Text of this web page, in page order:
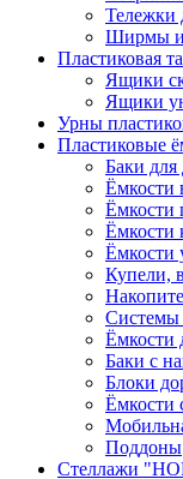
Тележки
Ширмы и
Пластиковая
Ящики
Ящики
Урны
Пластиковые
Баки для
Ёмкости
Ёмкости
Ёмкости
Ёмкости
Купели,
Системы
Ёмкости
Баки с
Блоки
Ёмкости
Поддоны
Стеллажи